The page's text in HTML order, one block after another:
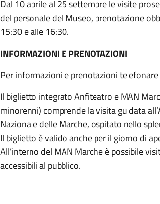
Dal 10 aprile al 25 settembre le visite
del personale del Museo, prenotazione
15:30 e alle 16:30.
INFORMAZIONI E PRENOTAZIONI
Per informazioni e prenotazioni
Il biglietto integrato Anfiteatro e MAN
minorenni) comprende la visita guidata
Nazionale delle Marche, ospitato nello
Il biglietto è valido anche per il giorno di
All’interno del MAN Marche è possibile
accessibili al pubblico.